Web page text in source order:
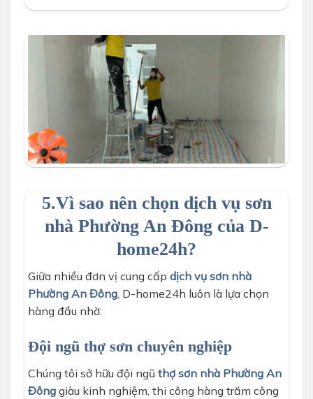
5.Vì sao nên chọn dịch vụ sơn
nhà Phường An Đông của D-
home24h?
Giữa nhiều đơn vị cung cấp dịch vụ sơn nhà
Phường An Đông , D-home24h luôn là lựa chọn
hàng đầu nhờ:
Đội ngũ thợ sơn chuyên nghiệp
Chúng tôi sở hữu đội ngũ thợ sơn nhà Phường An
Đông giàu kinh nghiệm, thi công hàng trăm công